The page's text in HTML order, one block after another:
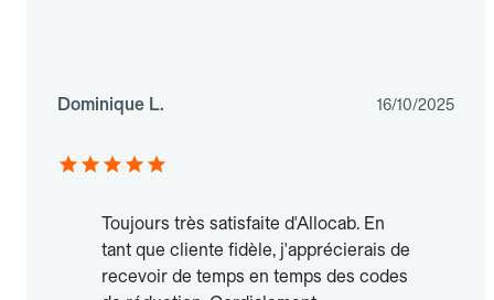
Dominique L. 16/10/2025
Toujours très satisfaite d'Allocab. En
tant que cliente fidèle, j'apprécierais de
recevoir de temps en temps des codes